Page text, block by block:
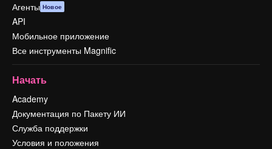
Агенты Новое
API
Мобильное приложение
Все инструменты Magnific
Начать
Academy
Документация по Пакету ИИ
Служба поддержки
Условия и положения